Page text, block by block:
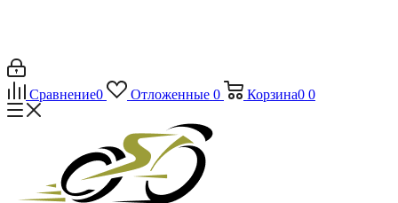
Сравнение0 Отложенные 0 Корзина0 0